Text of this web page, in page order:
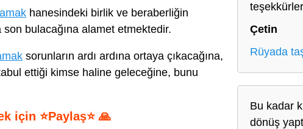
hanesindeki birlik ve beraberliğin
son bulacağına alamet etmektedir.
sorunların ardı ardına ortaya çıkacağına,
ettiği kimse haline geleceğine, bunu
için ⭐Paylaş⭐ 🙏
Çetin
Rüyada
Bu kadar
dönüş